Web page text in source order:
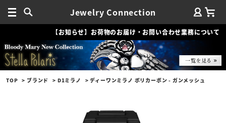
Jewelry Connection
【お知らせ】お荷物のお届け・お問い合わせ業務について
TOP ブランド D1ミラノ ディーワンミラノ ポリカーボン - ガンメッシュ